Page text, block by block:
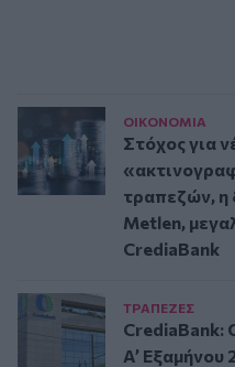
ΟΙΚΟΝΟΜΙΑ
Στόχος για
τραπεζών, η
Metlen,
CrediaBank
ΤΡAΠΕΖΕΣ
CrediaBank:
A’ Εξαμήνου